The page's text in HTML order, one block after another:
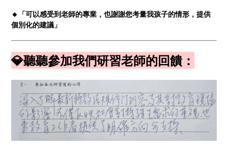
🔸「可以感受到老師的專業，也謝謝您考量我孩子的情形，提供
個別化的建議」
💎聽聽參加我們研習老師的回饋：